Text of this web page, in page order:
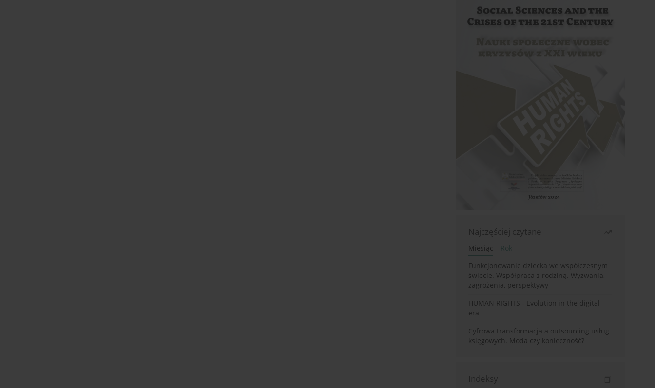
Najczęściej czytane
Miesiąc
Rok
Funkcjonowanie dziecka we współczesnym
świecie. Współpraca z rodziną. Wyzwania,
zagrożenia, perspektywy
HUMAN RIGHTS - Evolution in the digital
era
Cyfrowa transformacja a outsourcing usług
księgowych. Moda czy konieczność?
Indeksy